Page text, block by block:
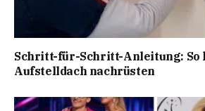
Schritt-für-Schritt-Anleitung: So
Aufstelldach nachrüsten